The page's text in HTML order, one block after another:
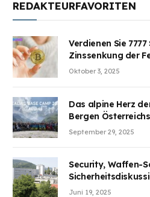
REDAKTEURFAVORITEN
Verdienen Sie
Zinssenkung der
Aufmerksamkeit
Oktober 3, 2025
Das alpine Herz
Bergen
Wunden des
September 29, 2025
Security, Waffen-
Juni 19, 2025